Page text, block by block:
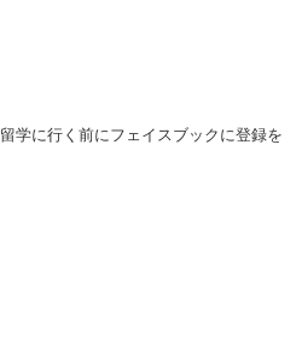
留学に行く前にフェイスブックに登録を